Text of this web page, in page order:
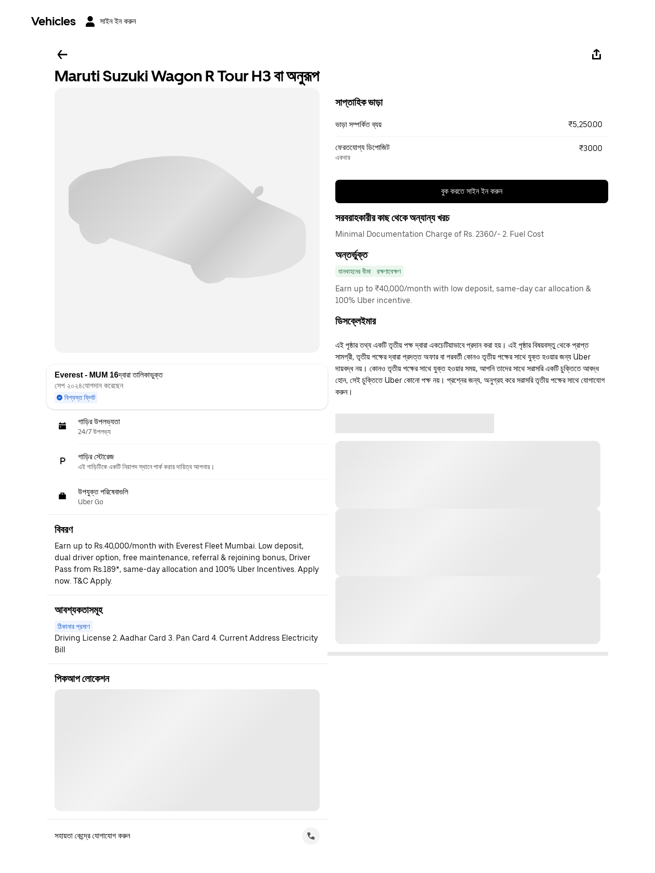
Vehicles সাইন ইন করুন
Maruti Suzuki Wagon R Tour H3 বা অনুরূপ
Everest - MUM 16দ্বারা তালিকাভুক্ত
সেপ ২০২৪যোগদান করেছেন
বিশ্বস্ত ফ্লিট
গাড়ির উপলভ্যতা
24/7 উপলভ্য
গাড়ির স্টোরেজ
এই গাড়িটিকে একটি নিরাপদ স্থানে পার্ক করার দায়িত্ব আপনার।
উপযুক্ত পরিষেবাগুলি
Uber Go
বিবরণ
Earn up to Rs.40,000/month with Everest Fleet Mumbai. Low deposit,
dual driver option, free maintenance, referral & rejoining bonus, Driver
Pass from Rs.189*, same-day allocation and 100% Uber Incentives. Apply
now. T&C Apply.
আবশ্যকতাসমূহ
ঠিকানার প্রমাণ
Driving License 2. Aadhar Card 3. Pan Card 4. Current Address Electricity
Bill
পিকআপ লোকেশন
সহায়তা কেন্দ্রে যোগাযোগ করুন
সাপ্তাহিক ভাড়া
ভাড়া সম্পর্কিত ব্যয় ₹5,250.00
ফেরতযোগ্য ডিপোজিট
একবার
₹3000
বুক করতে সাইন ইন করুন
সরবরাহকারীর কাছ থেকে অন্যান্য খরচ
Minimal Documentation Charge of Rs. 2360/- 2. Fuel Cost
অন্তর্ভুক্ত
যানবাহনের বীমা রক্ষণাবেক্ষণ
Earn up to ₹40,000/month with low deposit, same-day car allocation &
100% Uber incentive.
ডিসক্লেইমার
এই পৃষ্ঠার তথ্য একটি তৃতীয় পক্ষ দ্বারা একচেটিয়াভাবে প্রদান করা হয়। এই পৃষ্ঠার বিষয়বস্তু থেকে প্রাপ্ত
সামগ্রী, তৃতীয় পক্ষের দ্বারা প্রদত্ত অফার বা পরবর্তী কোনও তৃতীয় পক্ষের সাথে যুক্ত হওয়ার জন্য Uber
দায়বদ্ধ নয়। কোনও তৃতীয় পক্ষের সাথে যুক্ত হওয়ার সময়, আপনি তাদের সাথে সরাসরি একটি চুক্তিতে আবদ্ধ
হোন, সেই চুক্তিতে Uber কোনো পক্ষ নয়। প্রশ্নের জন্য, অনুগ্রহ করে সরাসরি তৃতীয় পক্ষের সাথে যোগাযোগ
করুন।